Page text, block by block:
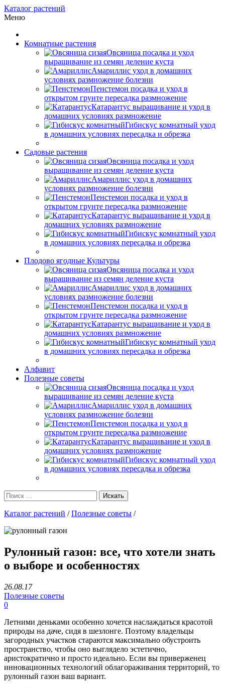
Каталог растений
Меню
Комнатные растения
Овсяница посадка и уход
выращивание из семян деление куста
Амариллис уход в домашних
условиях размножение болезни
Пенстемон посадка и уход в
открытом грунте пересадка размножение
Катарантус выращивание и уход в
домашних условиях размножение
Гибискус комнатный уход
в домашних условиях пересадка и обрезка
Садовые растения
Овсяница посадка и уход
выращивание из семян деление куста
Амариллис уход в домашних
условиях размножение болезни
Пенстемон посадка и уход в
открытом грунте пересадка размножение
Катарантус выращивание и уход в
домашних условиях размножение
Гибискус комнатный уход
в домашних условиях пересадка и обрезка
Плодово ягодные Культуры
Овсяница посадка и уход
выращивание из семян деление куста
Амариллис уход в домашних
условиях размножение болезни
Пенстемон посадка и уход в
открытом грунте пересадка размножение
Катарантус выращивание и уход в
домашних условиях размножение
Гибискус комнатный уход
в домашних условиях пересадка и обрезка
Алфавит
Полезные советы
Овсяница посадка и уход
выращивание из семян деление куста
Амариллис уход в домашних
условиях размножение болезни
Пенстемон посадка и уход в
открытом грунте пересадка размножение
Катарантус выращивание и уход в
домашних условиях размножение
Гибискус комнатный уход
в домашних условиях пересадка и обрезка
Каталог растений /Полезные советы /
Рулонный газон: все, что хотели знать
о выборе и особенностях
26.08.17
Полезные советы
0
Летними деньками особенно хочется наслаждаться красотой
природы на даче, сидя в шезлонге. Поэтому владельцы
загородных участков стараются максимально обустроить
пространство, чтобы оно выглядело эстетично,
аристократично и просто идеально. Если вы приверженец
инновационных технологий облагораживания территорий, то
рулонный газон ваш вариант.